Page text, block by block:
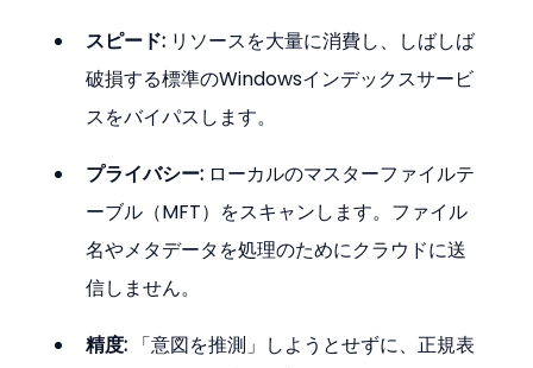
スピード: リソースを大量に消費し、しばしば
破損する標準のWindowsインデックスサービ
スをバイパスします。
プライバシー: ローカルのマスターファイルテ
ーブル（MFT）をスキャンします。ファイル
名やメタデータを処理のためにクラウドに送
信しません。
精度: 「意図を推測」しようとせずに、正規表